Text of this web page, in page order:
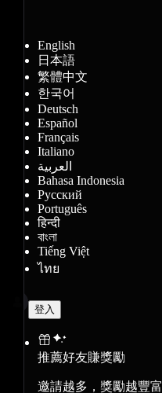
English
日本語
繁體中文
한국어
Deutsch
Español
Français
Italiano
العربية
Bahasa Indonesia
Русский
Português
हिन्दी
বাংলা
Tiếng Việt
ไทย
登入
推薦好友賺獎勵
邀請越多，獎勵越豐富